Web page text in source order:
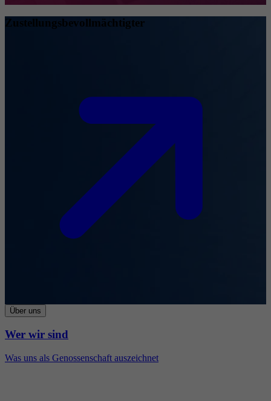
Zustellungsbevollmächtigter
Über uns
Wer wir sind
Was uns als Genossenschaft auszeichnet